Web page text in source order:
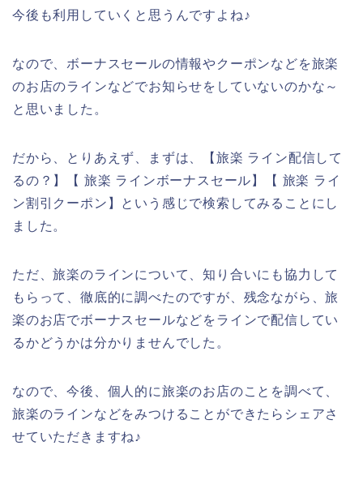
今後も利用していくと思うんですよね♪
なので、ボーナスセールの情報やクーポンなどを旅楽
のお店のラインなどでお知らせをしていないのかな～
と思いました。
だから、とりあえず、まずは、【旅楽 ライン配信して
るの？】【 旅楽 ラインボーナスセール】【 旅楽 ライ
ン割引クーポン】という感じで検索してみることにし
ました。
ただ、旅楽のラインについて、知り合いにも協力して
もらって、徹底的に調べたのですが、残念ながら、旅
楽のお店でボーナスセールなどをラインで配信してい
るかどうかは分かりませんでした。
なので、今後、個人的に旅楽のお店のことを調べて、
旅楽のラインなどをみつけることができたらシェアさ
せていただきますね♪